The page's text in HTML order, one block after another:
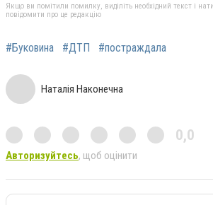
Якщо ви помітили помилку, виділіть необхідний текст і
повідомити про це редакцію
#Буковина #ДТП #постраждала
Наталія Наконечна
0,0
Авторизуйтесь, щоб оцінити